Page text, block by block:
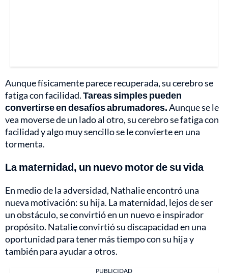
Aunque físicamente parece recuperada, su cerebro se
fatiga con facilidad.Tareas simples pueden
convertirse en desafíos abrumadores.Aunque se le
vea moverse de un lado al otro, su cerebro se fatiga con
facilidad y algo muy sencillo se le convierte en una
tormenta.
La maternidad, un nuevo motor de su vida
En medio de la adversidad, Nathalie encontró una
nueva motivación: su hija. La maternidad, lejos de ser
un obstáculo, se convirtió en un nuevo e inspirador
propósito. Natalie convirtió su discapacidad en una
oportunidad para tener más tiempo con su hija y
también para ayudar a otros.
PUBLICIDAD